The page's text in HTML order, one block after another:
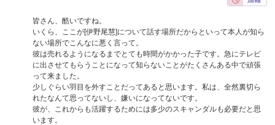
皆さん、酷いですね。
いくら、ここが[伊野尾慧]について話す場所だからといって本人が知ら
ない場所でこんなに悪く言って。
彼は売れるようになるまでとても時間がかかった子です。急にテレビ
に出させてもらうことになって知らないことがたくさんある中で頑張
って来ました。
少しぐらい羽目を外すことだってあると思います。私は、全然裏切ら
れたなんて思ってないし、嫌いになってないです。
彼が、これからも活躍するためには多少のスキャンダルも必要だと思
います。